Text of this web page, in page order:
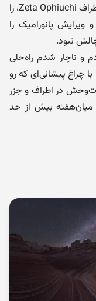
هیدروژن-آلفا، مانند سحابی‌های سرخ‌رنگ اطراف Zeta Ophiuchi، را
پانورامیک را
نبود.
و ناچار شدم راه‌حلی
چراغ پیشانی‌ای که رو
در اطراف و جزر
بیش از حد